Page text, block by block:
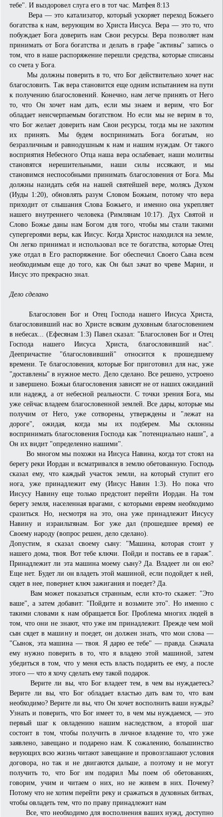
тебе". И выздоровел слуга его в тот час. Матфея 8:13
Вера — это катализатор, который ускоряет переход Божьего
богатства к нам, верующим во Христа Иисуса. Вера — это то, что
побуждает Бога доверить нам Свои ресурсы. Вера позволяет нам
принимать от Бога богатства и делать в графе "активы" запись о
том, что в наше распоряжение перешли средства, которые списаны
со счета у Бога.
Мы должны поверить в то, что Бог действительно хочет нас
благословить. Так вера становится еще одним испытанием на пути
к получению благословений. Конечно, нам легче принять от Него
то, что Он хочет нам дать, если мы знаем и верим, что Бог
обладает неисчерпаемым богатством. Но если мы не верим в то,
что Бог желает доверить нам Свои ресурсы, тогда мы не захотим
их принять. Мы будем воспринимать Бога богатым, но
безразличным и равнодушным к нам и нашим нуждам. От такого
восприятия Небесного Отца наша вера ослабевает, наши молитвы
становятся нерешительными, наши силы иссякают, и мы
становимся неспособными принимать благословения от Бога. Мы
должны назидать себя на нашей святейшей вере, молясь Духом
(Иуды 1:20), обновлять разум Словом Божьим, потому что вера
приходит от слышания Слова Божьего, и именно она укрепляет
нашего внутреннего человека (Римлянам 10:17). Дух Святой и
Слово Божье даны нам Богом для того, чтобы мы стали такими
супергероями веры, как Иисус. Когда Христос находился на земле,
Он легко принимал и использовал все те богатства, которые Отец
уже отдал в Его распоряжение. Бог обеспечил Своего Сына всем
необходимым еще до того, как Он был зачат во чреве Марии, и
Иисус это прекрасно знал.
Дело сделано
Благословен Бог и Отец Господа нашего Иисуса Христа,
благословивший нас во Христе всяким духовным благословением
в небесах... (Ефесянам 1:3) Павел сказал: "Благословен Бог и Отец
Господа нашего Иисуса Христа, благословивший нас".
Деепричастие "благословивший" относится к прошедшему
времени. Те благословения, которые Бог приготовил для нас, уже
"доставлены" в нужное место. Дело сделано. Все решено, устроено
и завершено. Божьи благословения зависят не от наших ожиданий
или надежд, а от небесной реальности. С точки зрения Бога, мы
уже сейчас владеем благословенной землей. Все дары, которые мы
получим от Него, уже сотворены, утверждены и "лежат на
дороге", ожидая, когда мы их подберем. Мы склонны
воспринимать благословения Господа как "потенциально наши", а
Он их видит "определенно нашими".
Во многом мы похожи на Иисуса Навина, когда тот стоял на
берегу реки Иордан и всматривался в землю обетованную. Господь
сказал ему, что каждый участок земли, на который ступит его
нога, уже принадлежит ему (Иисус Навин 1:3). Но пока что
Иисусу Навину еще только предстоит перейти Иордан. На том
берегу земля, населенная врагами, с которыми евреям необходимо
сразиться. Но, несмотря на это, она уже принадлежит Иисусу
Навину и израильтянам. Бог уже дал (прошедшее время) ее
Своему народу (вопрос решен, дело сделано).
Допустим, я сказал своему сыну: "Машина, которая стоит у
нашего дома, твоя. Вот тебе ключи. Пойди и поставь ее в гараж".
Принадлежит ли эта машина моему сыну? Да. Владеет ли он ею?
Еще нет. Будет ли он владеть этой машиной, если подойдет к ней,
сядет в нее, повернет ключ зажигания и поедет? Да.
Вам может показаться странным, если кто-то скажет: "Это
ваше", а затем добавит: "Пойдите и возьмите это". Но именно с
такими словами к нам обращается Бог. Проблема многих людей в
том, что они не знают, что уже им принадлежит. Прежде чем мой
сын сядет в машину и поедет, он должен знать, что мои слова —
"Сынок, эта машина — твоя. Я дарю ее тебе" — правда. Сначала
ему нужно поверить в то, что я владею этой машиной, затем
убедиться в том, что у меня есть власть подарить ее ему, а после
этого — что я хочу сделать ему такой подарок.
Верите ли вы, что Бог владеет тем, в чем вы нуждаетесь?
Верите ли вы, что Бог обладает властью дать вам то, что вам
необходимо? Верите ли вы, что Он хочет восполнить ваши нужды?
Узнать и поверить, что Бог имеет то, в чем мы нуждаемся, — это
первый шаг к овладению нашим наследством, а второй шаг
состоит в том, чтобы получить в личное владение то, что уже
заявлено, завещано и подарено нам. К сожалению, большинство
верующих всю жизнь читают завещание и провозглашают условия
договора, но так и не двигаются дальше, а поэтому и не могут
получить то, что Бог им подарил Мы поем об обетованиях,
говорим, учим и читаем о них, но не живем в них. Почему?
Потому что не хотим перейти реку и сражаться в духовных битвах,
чтобы овладеть тем, что по праву принадлежит нам
Все, что необходимо для восполнения ваших нужд, доступно